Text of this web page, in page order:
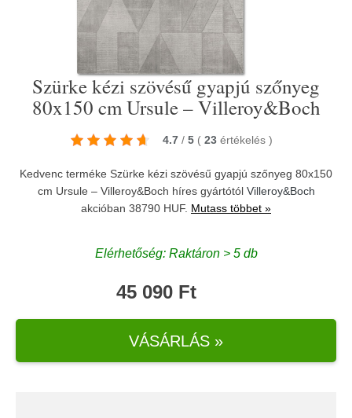
Szürke kézi szövésű gyapjú szőnyeg
80x150 cm Ursule – Villeroy&Boch
4.7 / 5 ( 23 értékelés )
Kedvenc terméke Szürke kézi szövésű gyapjú szőnyeg 80x150
cm Ursule – Villeroy&Boch híres gyártótól Villeroy&Boch
akcióban 38790 HUF. Mutass többet »
Elérhetőség: Raktáron > 5 db
45 090 Ft
VÁSÁRLÁS »